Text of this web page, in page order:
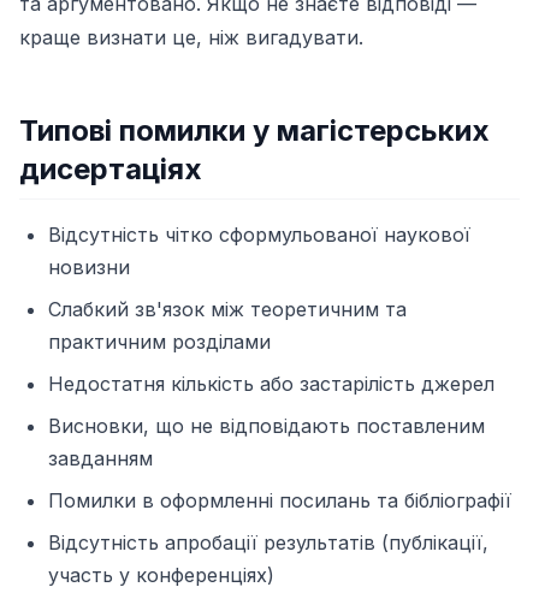
краще визнати це, ніж вигадувати.
Типові помилки у магістерських
дисертаціях
Відсутність чітко сформульованої наукової
новизни
Слабкий зв'язок між теоретичним та
практичним розділами
Недостатня кількість або застарілість джерел
Висновки, що не відповідають поставленим
завданням
Помилки в оформленні посилань та бібліографії
Відсутність апробації результатів (публікації,
участь у конференціях)